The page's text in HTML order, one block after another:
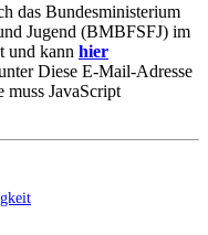
das Bundesministerium
Jugend (BMBFSFJ) im
und kann hier
Diese E-Mail-Adresse
muss JavaScript